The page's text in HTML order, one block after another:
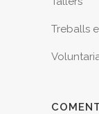
Treballs